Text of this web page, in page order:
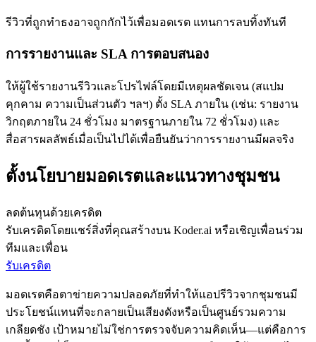
รีวิวที่ถูกทำธงอาจถูกกักไว้เพื่อมอดเรต แทนการลบทิ้งทันที
การรายงานและ SLA การตอบสนอง
ให้ผู้ใช้รายงานรีวิวและโปรไฟล์โดยมีเหตุผลชัดเจน (สแปม
คุกคาม ความเป็นส่วนตัว ฯลฯ) ตั้ง SLA ภายใน (เช่น: รายงาน
วิกฤตภายใน 24 ชั่วโมง มาตรฐานภายใน 72 ชั่วโมง) และ
สื่อสารผลลัพธ์เมื่อเป็นไปได้เพื่อยืนยันว่าการรายงานมีผลจริง
ตั้งนโยบายมอดเรตและแนวทางชุมชน
ลดต้นทุนด้วยเครดิต
รับเครดิตโดยแชร์สิ่งที่คุณสร้างบน Koder.ai หรือเชิญเพื่อนร่วม
ทีมและเพื่อน
รับเครดิต
มอดเรตคือตาข่ายความปลอดภัยที่ทำให้แอปรีวิวจากชุมชนมี
ประโยชน์แทนที่จะกลายเป็นเสียงดังหรือเป็นศูนย์รวมความ
เกลียดชัง เป้าหมายไม่ใช่การตรวจจับความคิดเห็น—แต่คือการ